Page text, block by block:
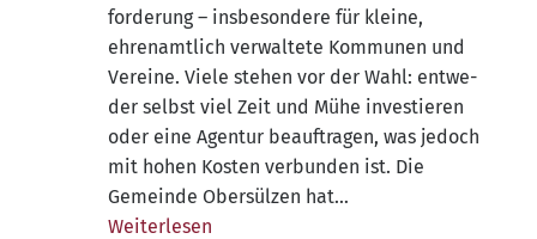
for­de­rung – ins­be­son­de­re für klei­ne,
ehren­amt­lich ver­wal­te­te Kom­mu­nen und
Ver­ei­ne. Vie­le ste­hen vor der Wahl: ent­we­
der selbst viel Zeit und Mühe inves­tie­ren
oder eine Agen­tur beauf­tra­gen, was jedoch
mit hohen Kos­ten ver­bun­den ist. Die
Gemein­de Ober­sül­zen hat…
Wei­ter­le­sen